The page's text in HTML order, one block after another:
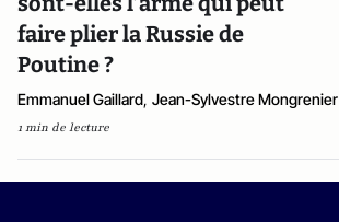
faire plier la Russie de
Poutine ?
Emmanuel Gaillard, Jean-Sylvestre Mongrenier
1 min de lecture